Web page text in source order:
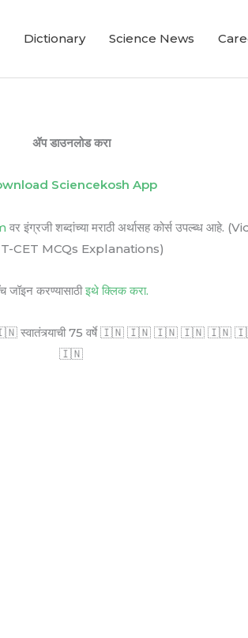
Dictionary Science News
ॲप डाउनलोड करा
Sciencekosh App
वर इंग्रजी शब्दांच्या मराठी अर्थासह कोर्स
CET MCQs Explanations)
जॉइन करण्यासाठीइथे क्लिक करा.
75 वर्षे 🇮🇳 🇮🇳 🇮🇳 🇮🇳 🇮🇳 🇮🇳
🇮🇳